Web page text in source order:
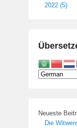
2022 (5)
Neueste
Die